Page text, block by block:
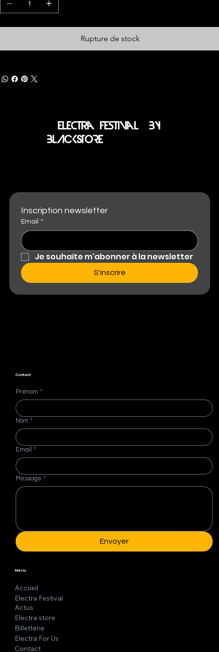
Rupture de stock
electra festival BY
BLACKSTORE
Inscription newsletter
Email *
Je souhaite m'abonner à la newsletter
S'inscrire
Contact
Prénom *
Nom *
Email *
Message *
Envoyer
Menu
Accueil
Electra Festival
Actus
Electra store
Billetterie
Electra For Us
Contact